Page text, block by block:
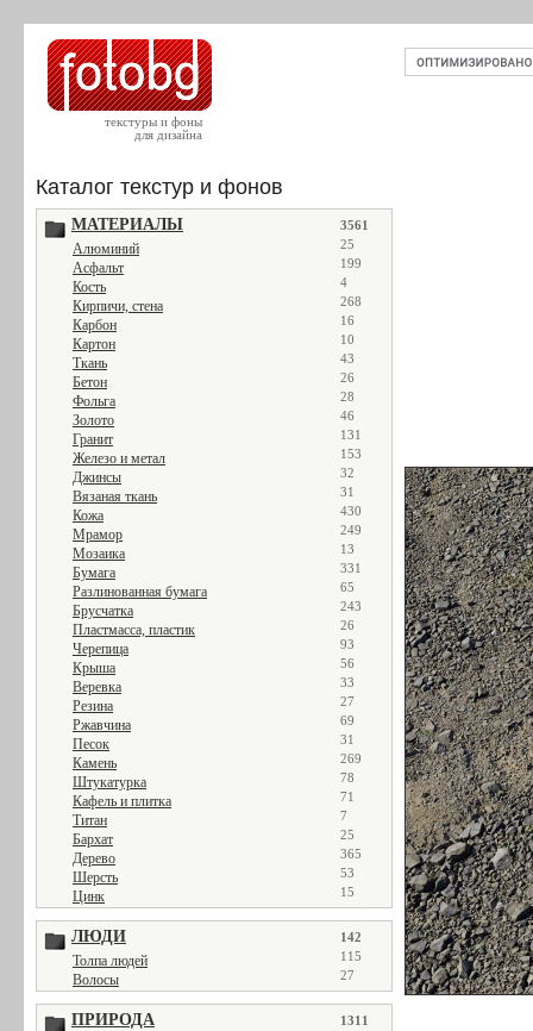
текстуры и фоны
для дизайна
Каталог текстур и фонов
МАТЕРИАЛЫ 3561
Алюминий 25
Асфальт 199
Кость 4
Кирпичи, стена 268
Карбон 16
Картон 10
Ткань 43
Бетон 26
Фольга 28
Золото 46
Гранит 131
Железо и метал 153
Джинсы 32
Вязаная ткань 31
Кожа 430
Мрамор 249
Мозаика 13
Бумага 331
Разлинованная бумага 65
Брусчатка 243
Пластмасса, пластик 26
Черепица 93
Крыша 56
Веревка 33
Резина 27
Ржавчина 69
Песок 31
Камень 269
Штукатурка 78
Кафель и плитка 71
Титан 7
Бархат 25
Дерево 365
Шерсть 53
Цинк 15
ЛЮДИ 142
Толпа людей 115
Волосы 27
ПРИРОДА 1311